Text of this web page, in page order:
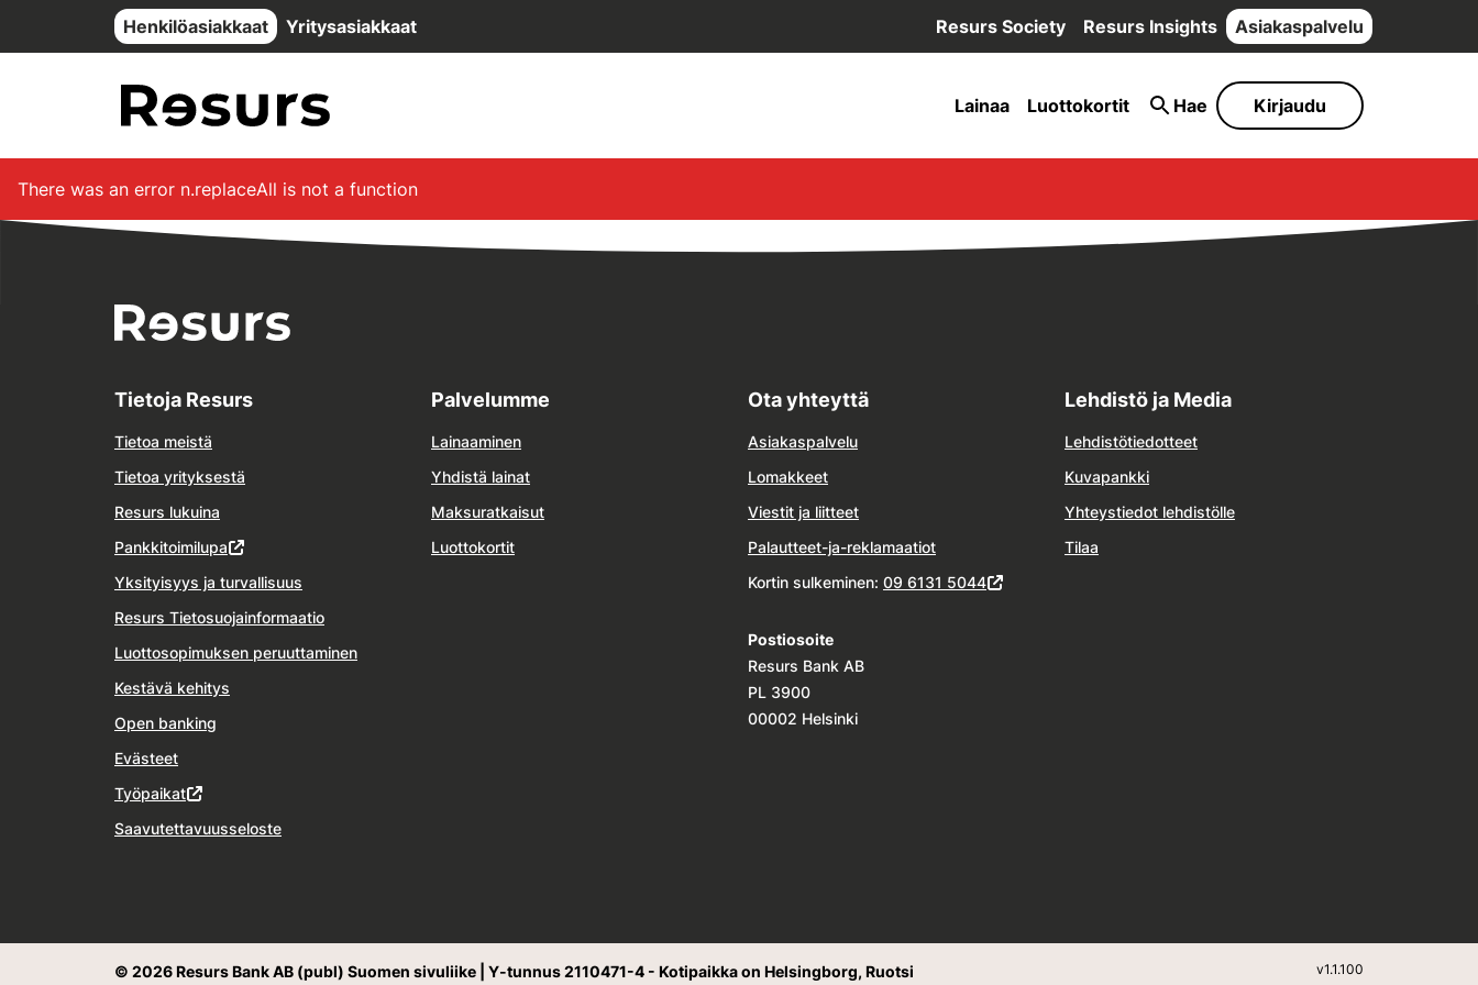
Siirry pääsisältöönHenkilöasiakkaat Yritysasiakkaat Resurs Society Resurs Insights Asiakaspalvelu
Lainaa Luottokortit Hae Kirjaudu
There was an error n.replaceAll is not a function
Tietoja Resurs
Tietoa meistä
Tietoa yrityksestä
Resurs lukuina
Pankkitoimilupa
Yksityisyys ja turvallisuus
Resurs Tietosuojainformaatio
Luottosopimuksen peruuttaminen
Kestävä kehitys
Open banking
Evästeet
Työpaikat
Saavutettavuusseloste
Palvelumme
Lainaaminen
Yhdistä lainat
Maksuratkaisut
Luottokortit
Ota yhteyttä
Asiakaspalvelu
Lomakkeet
Viestit ja liitteet
Palautteet-ja-reklamaatiot
Kortin sulkeminen: 09 6131 5044
Postiosoite
Resurs Bank AB
PL 3900
00002 Helsinki
Lehdistö ja Media
Lehdistötiedotteet
Kuvapankki
Yhteystiedot lehdistölle
Tilaa
© 2026 Resurs Bank AB (publ) Suomen sivuliike | Y-tunnus 2110471-4 - Kotipaikka on Helsingborg, Ruotsi v1.1.100